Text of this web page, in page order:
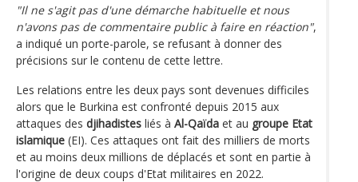
"Il ne s'agit pas d'une démarche habituelle et nous
n'avons pas de commentaire public à faire en réaction",
a indiqué un porte-parole, se refusant à donner des
précisions sur le contenu de cette lettre.
Les relations entre les deux pays sont devenues difficiles
alors que le Burkina est confronté depuis 2015 aux
attaques des djihadistes liés à Al-Qaïda et au groupe Etat
islamique (EI). Ces attaques ont fait des milliers de morts
et au moins deux millions de déplacés et sont en partie à
l'origine de deux coups d'Etat militaires en 2022.